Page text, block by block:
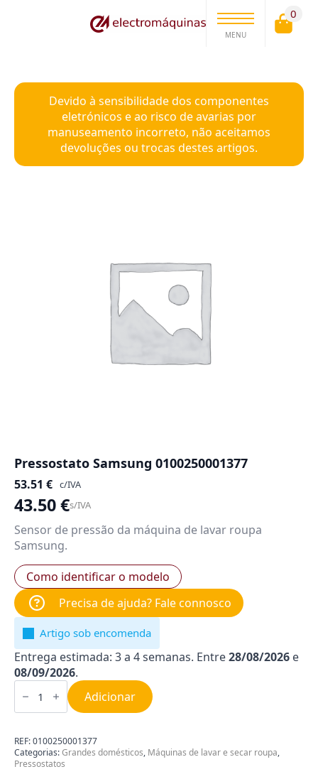
MENU
0
Devido à sensibilidade dos componentes
eletrónicos e ao risco de avarias por
manuseamento incorreto, não aceitamos
devoluções ou trocas destes artigos.
Pressostato Samsung 0100250001377
53.51 € c/IVA
43.50€s/IVA
Sensor de pressão da máquina de lavar roupa
Samsung.
Como identificar o modelo
Precisa de ajuda? Fale connosco
Artigo sob encomenda
Entrega estimada: 3 a 4 semanas. Entre28/08/2026 e
08/09/2026.
Quantidade
de
Pressostato
Samsung
Adicionar
REF:0100250001377
Categorias:Grandes domésticos, Máquinas de lavar e secar roupa,
Pressostatos